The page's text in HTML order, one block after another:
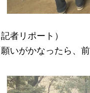
記者リポート）
願いがかなったら、